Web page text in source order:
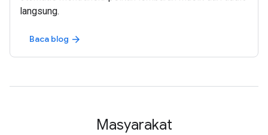
langsung.
Baca blog arrow_forward
Masyarakat